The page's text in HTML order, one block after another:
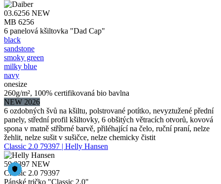
03.6256 NEW
MB 6256
6 panelová kšiltovka "Dad Cap"
black
sandstone
smoky green
milky blue
navy
onesize
260g/m², 100% certifikovaná bio bavlna
NEW 2026
6 ozdobných švů na kšiltu, polstrované potítko, nevyztužené přední
panely, střední profil kšiltovky, 6 obšitých větracích otvorů, kovová
spona v matně stříbrné barvě, přiléhající na čelo, ruční praní, nelze
žehlit, nelze sušit v sušičce, nelze chemicky čistit
Classic 2.0 79397 | Helly Hansen
59.9397 NEW
Classic 2.0 79397
Pánské tričko "Classic 2.0"